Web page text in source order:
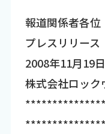
報道関係者各位
プレスリリース
2008年11月19日
株式会社ロック